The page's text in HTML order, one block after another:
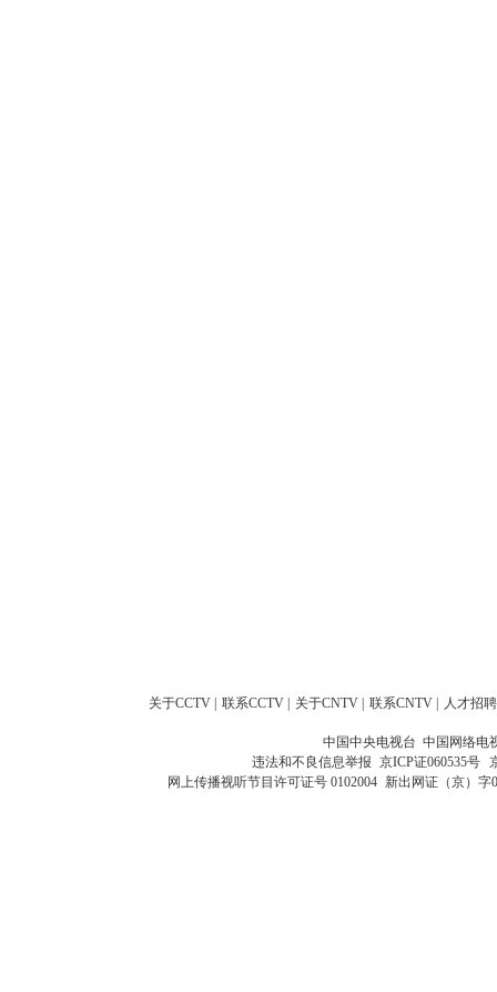
关于CCTV 联系CCTV 关于CNTV 联系CNTV 人才招聘
中国中央电视台 中国网络电
违法和不良信息举报 京ICP证060535号
网上传播视听节目许可证号 0102004 新出网证（京）